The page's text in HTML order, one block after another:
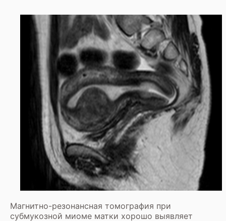
Магнитно-резонансная томография при
субмукозной миоме матки хорошо выявляет